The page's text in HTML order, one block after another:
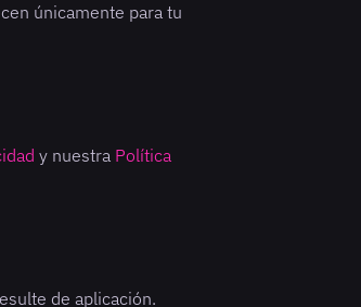
únicamente para tu
y nuestra Política
de aplicación.